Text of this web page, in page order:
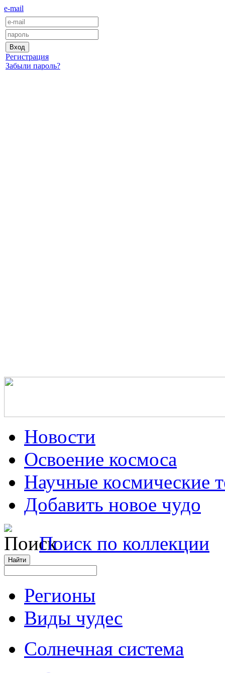
e-mail
Регистрация
Забыли пароль?
Новости
Освоение космоса
Научные космические
Добавить новое чудо
Поиск по коллекции
Регионы
Виды чудес
Солнечная система